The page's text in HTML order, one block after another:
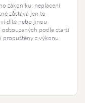
zákoníku: neplacení
zůstává jen to
dítě nebo jinou
podle starší
propuštěny z výkonu